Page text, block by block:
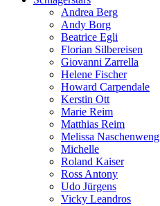
Andrea Berg
Andy Borg
Beatrice Egli
Florian Silbereisen
Giovanni Zarrella
Helene Fischer
Howard Carpendale
Kerstin Ott
Marie Reim
Matthias Reim
Melissa Naschenweng
Michelle
Roland Kaiser
Ross Antony
Udo Jürgens
Vicky Leandros